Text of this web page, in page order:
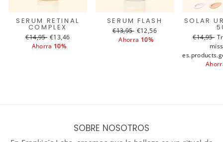
SERUM RETINAL
COMPLEX
Translation
missing:
€14,95 Translation
missing:
€13,46
Ahorra 10%
SERUM FLASH
Translation
missing:
es.products.general.regular_price
€13,95 Translation
missing:
€12,56
Ahorra 10%
SOLAR
missing:
€14,95
SOBRE NOSOTROS